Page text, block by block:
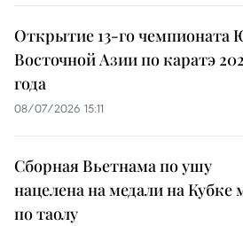
Открытие 13-го чемпионата
Восточной Азии по каратэ
года
08/07/2026 15:11
Сборная Вьетнама по ушу
нацелена на медали на Кубке
по таолу